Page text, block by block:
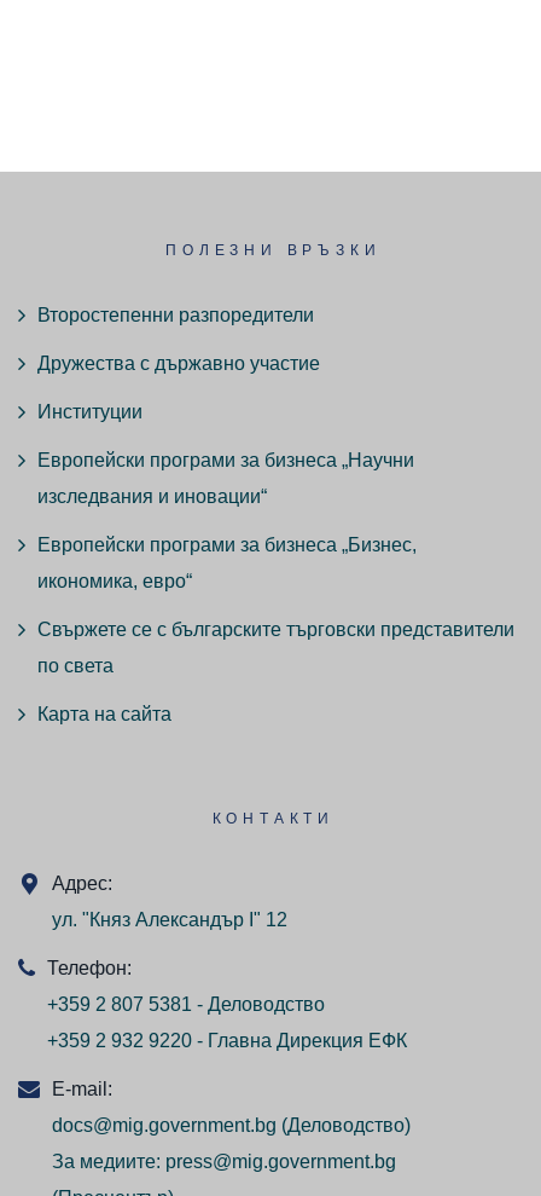
ПОЛЕЗНИ ВРЪЗКИ
Второстепенни разпоредители
Дружества с държавно участие
Институции
Европейски програми за бизнеса „Научни
изследвания и иновации“
Европейски програми за бизнеса „Бизнес,
икономика, евро“
Свържете се с българските търговски представители
по света
Карта на сайта
КОНТАКТИ
Адрес:
ул. "Княз Александър I" 12
Телефон:
+359 2 807 5381 - Деловодство
+359 2 932 9220 - Главна Дирекция ЕФК
E-mail:
docs@mig.government.bg (Деловодство)
За медиите: press@mig.government.bg